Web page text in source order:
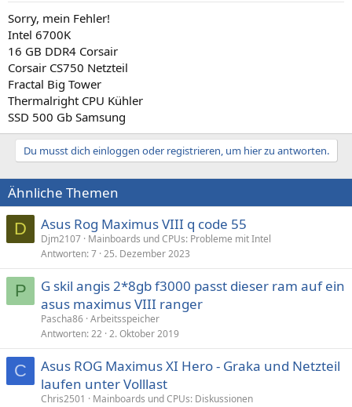
Sorry, mein Fehler!
Intel 6700K
16 GB DDR4 Corsair
Corsair CS750 Netzteil
Fractal Big Tower
Thermalright CPU Kühler
SSD 500 Gb Samsung
Du musst dich einloggen oder registrieren, um hier zu antworten.
Ähnliche Themen
D Asus Rog Maximus VIII q code 55
Djm2107 Mainboards und CPUs: Probleme mit Intel
Antworten 7 25. Dezember 2023
P
G skil angis 2*8gb f3000 passt dieser ram auf ein
asus maximus VIII ranger
Pascha86 Arbeitsspeicher
Antworten 22 2. Oktober 2019
C
Asus ROG Maximus XI Hero - Graka und Netzteil
laufen unter Volllast
Chris2501
Mainboards und CPUs: Diskussionen